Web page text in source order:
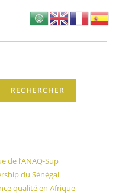
RECHERCHER
de l’ANAQ-Sup
du Sénégal
qualité en Afrique